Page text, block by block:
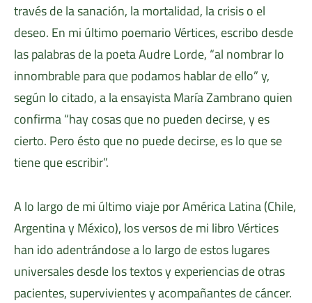
través de la sanación, la mortalidad, la crisis o el
deseo. En mi último poemario Vértices, escribo desde
las palabras de la poeta Audre Lorde, “al nombrar lo
innombrable para que podamos hablar de ello” y,
según lo citado, a la ensayista María Zambrano quien
confirma “hay cosas que no pueden decirse, y es
cierto. Pero ésto que no puede decirse, es lo que se
tiene que escribir”.
A lo largo de mi último viaje por América Latina (Chile,
Argentina y México), los versos de mi libro Vértices
han ido adentrándose a lo largo de estos lugares
universales desde los textos y experiencias de otras
pacientes, supervivientes y acompañantes de cáncer.